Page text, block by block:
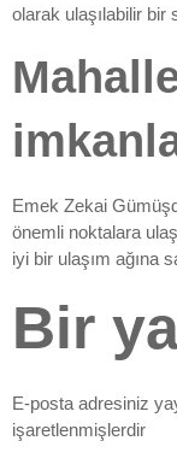
olarak ulaşılabilir bir
Emek Zekai
önemli noktalara
iyi bir ulaşım ağına
Bir
E-posta adresiniz
işaretlenmişlerdir